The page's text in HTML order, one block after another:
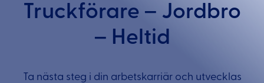
Truckförare – Jordbro
– Heltid
Ta nästa steg i din arbetskarriär och utvecklas